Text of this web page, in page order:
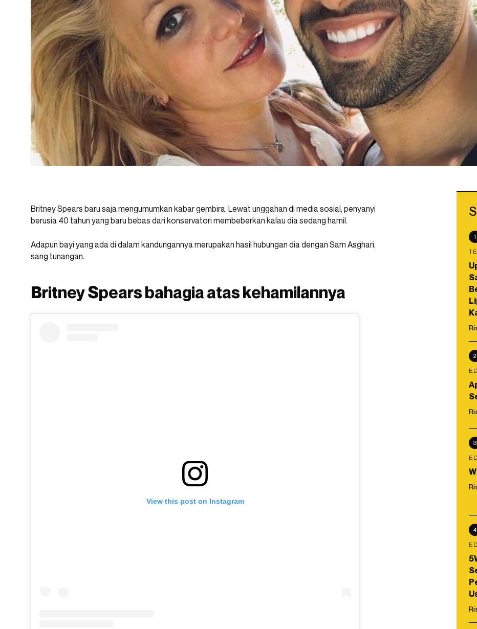
Britney Spears baru saja mengumumkan kabar gembira. Lewat unggahan di media sosial, penyanyi
berusia 40 tahun yang baru bebas dari konservatori membeberkan kalau dia sedang hamil.
Adapun bayi yang ada di dalam kandungannya merupakan hasil hubungan dia dengan Sam Asghari,
sang tunangan.
Britney Spears bahagia atas kehamilannya
View this post on Instagram
1
2
3
4